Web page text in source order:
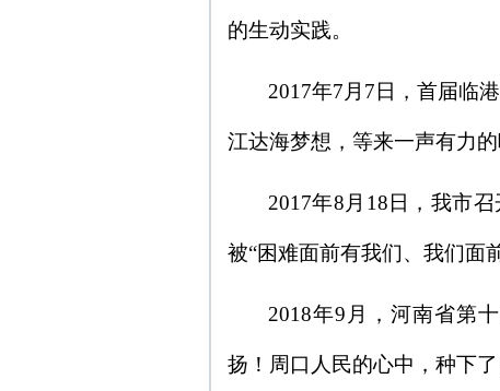
的生动实践。
2017年7月7日，首届临
江达海梦想，等来一声有力的
2017年8月18日，我市
被“困难面前有我们、我们面
2018年9月，河南省第
扬！周口人民的心中，种下了